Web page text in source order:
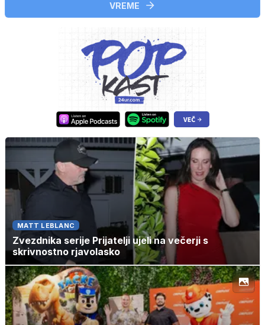
VREME
MATT LEBLANC
Zvezdnika serije Prijatelji ujeli na večerji s
skrivnostno rjavolasko